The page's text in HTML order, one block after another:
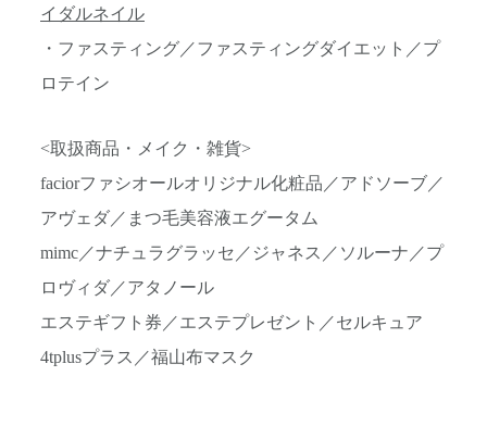
イダルネイル
・ファスティング／ファスティングダイエット／プ
ロテイン
<取扱商品・メイク・雑貨>
faciorファシオールオリジナル化粧品／アドソーブ／
アヴェダ／まつ毛美容液エグータム
mimc／ナチュラグラッセ／ジャネス／ソルーナ／プ
ロヴィダ／アタノール
エステギフト券／エステプレゼント／セルキュア
4tplusプラス／福山布マスク